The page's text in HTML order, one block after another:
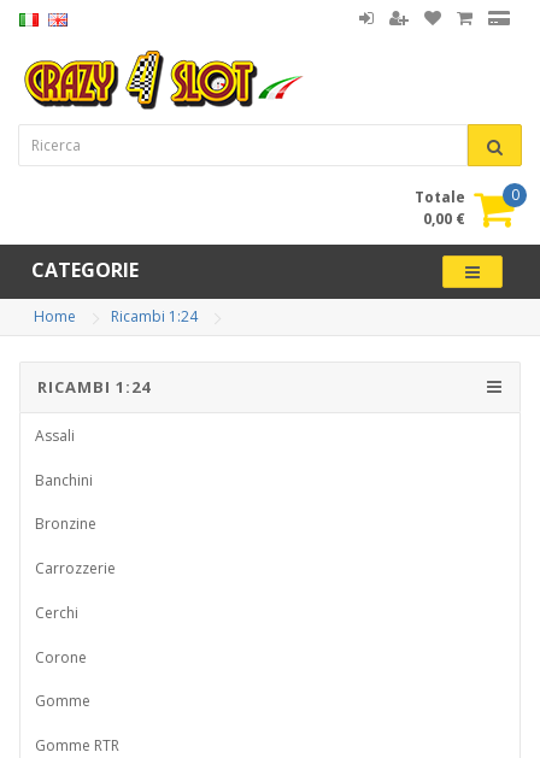
0
Totale
0,00 €
CATEGORIE
Home Ricambi 1:24
RICAMBI 1:24
Assali
Banchini
Bronzine
Carrozzerie
Cerchi
Corone
Gomme
Gomme RTR